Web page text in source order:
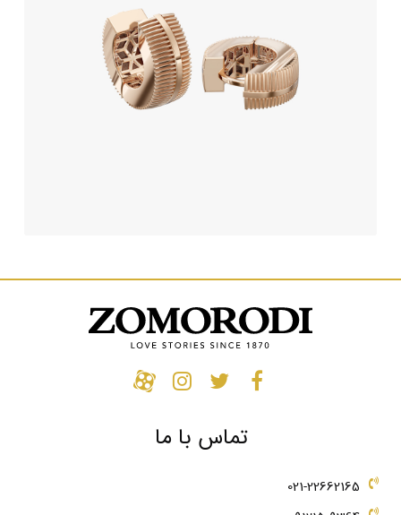
271,680,000 تومان
تماس با ما
021-22662165